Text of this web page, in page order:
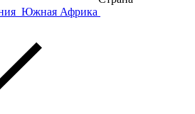
Южная Африка